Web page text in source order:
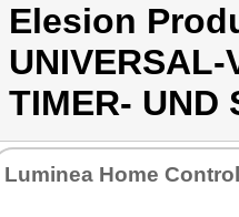
Elesion
UNIVERSAL-
TIMER- UND
Lu­mi­nea Ho­me Con­trol